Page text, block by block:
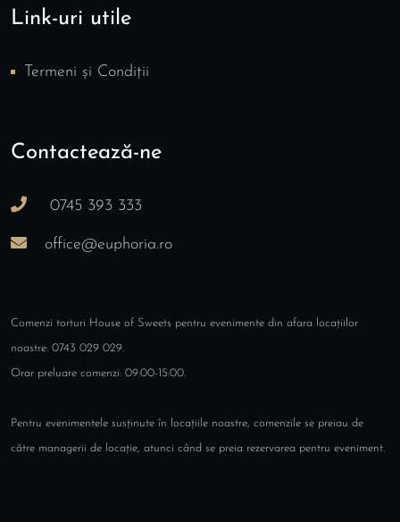
Link-uri utile
Termeni și Condiții
Contactează-ne
0745 393 333
office@euphoria.ro
Comenzi torturi House of Sweets pentru evenimente din afara locațiilor
noastre: 0743 029 029.
Orar preluare comenzi: 09:00-15:00.
Pentru evenimentele susținute în locațiile noastre, comenzile se preiau de
către managerii de locație, atunci când se preia rezervarea pentru eveniment.